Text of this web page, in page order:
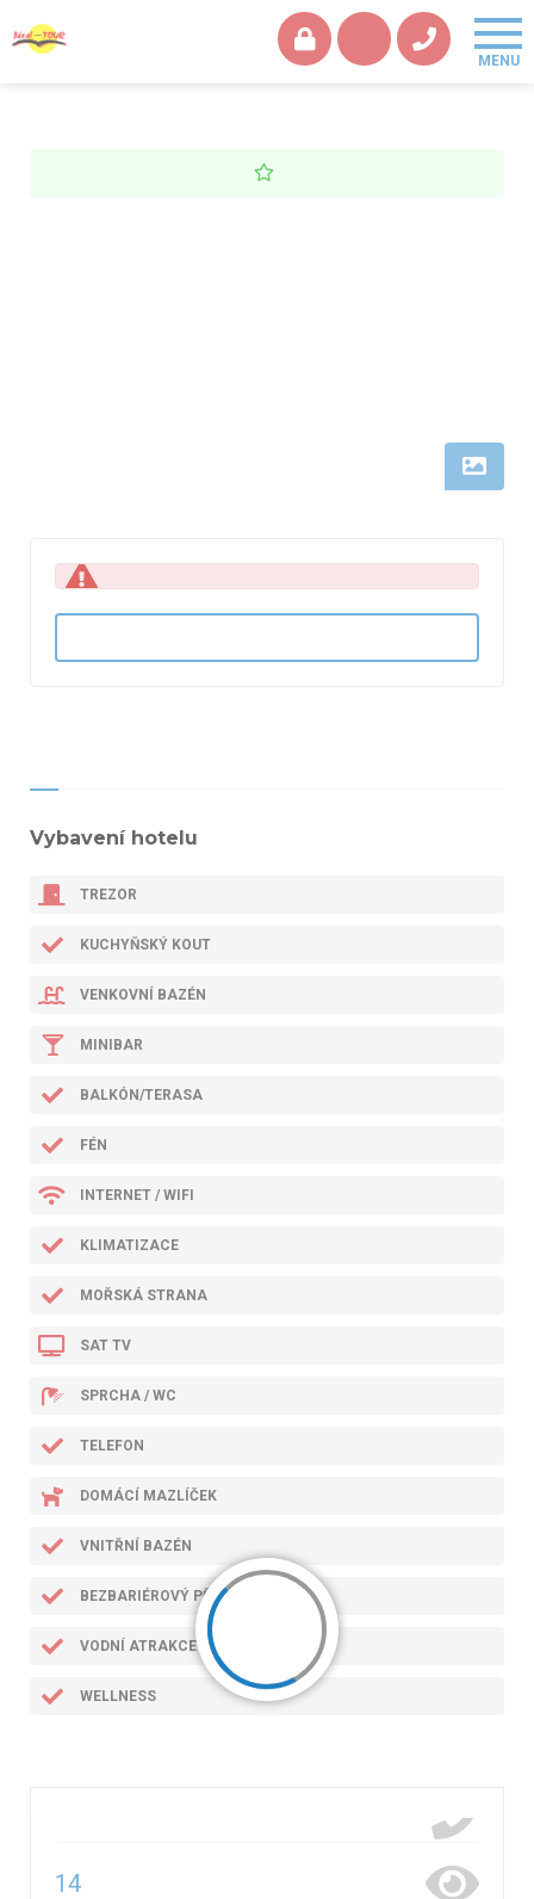
Vybavení hotelu
TREZOR
KUCHYŇSKÝ KOUT
VENKOVNÍ BAZÉN
MINIBAR
BALKÓN/TERASA
FÉN
INTERNET / WIFI
KLIMATIZACE
MOŘSKÁ STRANA
SAT TV
SPRCHA / WC
TELEFON
DOMÁCÍ MAZLÍČEK
VNITŘNÍ BAZÉN
BEZBARIÉROVÝ PŘÍSTUP
VODNÍ ATRAKCE
WELLNESS
14